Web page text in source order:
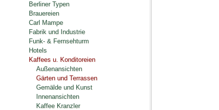
Berliner Typen
Brauereien
Carl Mampe
Fabrik und Industrie
Funk- & Fernsehturm
Hotels
Kaffees u. Konditoreien
Außenansichten
Gärten und Terrassen
Gemälde und Kunst
Innenansichten
Kaffee Kranzler